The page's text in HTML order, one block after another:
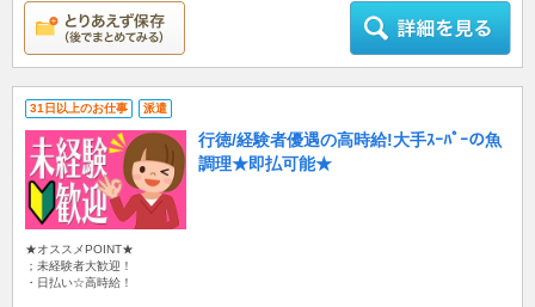
31日以上のお仕事 派遣
行徳/経験者優遇の高時給!大手ｽｰﾊﾟｰの魚
調理★即払可能★
★オススメPOINT★
；未経験者大歓迎！
・日払い☆高時給！